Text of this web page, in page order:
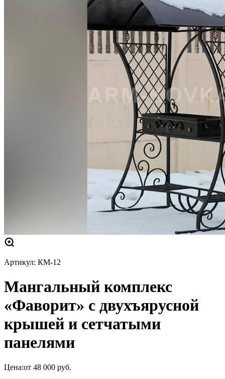
Артикул: КМ-12
Мангальный комплекс
«Фаворит» с двухъярусной
крышей и сетчатыми
панелями
Цена:от 48 000 руб.